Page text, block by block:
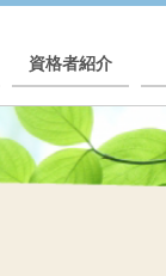
資格者紹介